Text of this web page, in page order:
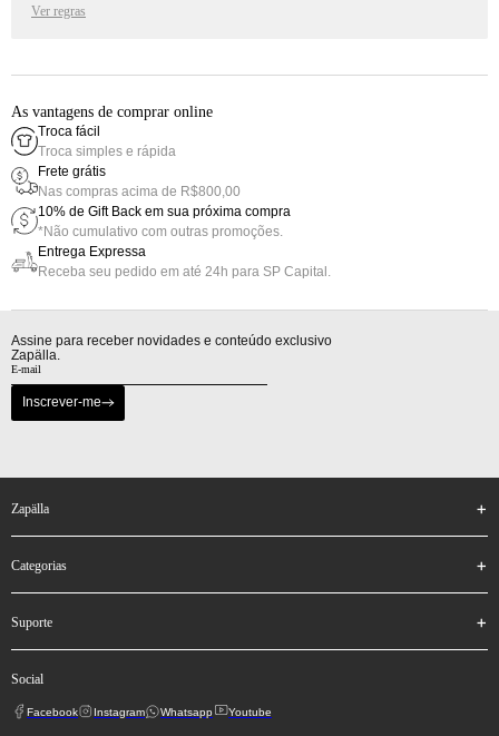
Ver regras
As vantagens de comprar online
Troca fácil
Troca simples e rápida
Frete grátis
Nas compras acima de R$800,00
10% de Gift Back em sua próxima compra
*Não cumulativo com outras promoções.
Entrega Expressa
Receba seu pedido em até 24h para SP Capital.
Assine para receber novidades e conteúdo exclusivo
Zapälla.
Inscrever-me
zapälla
categorias
suporte
social
Facebook Instagram Whatsapp Youtube